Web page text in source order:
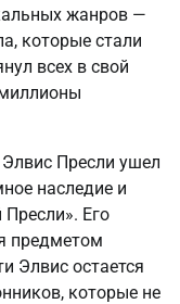
жанров —
которые стали
всех в свой
Элвис Пресли ушел
наследие и
Пресли». Его
предметом
Элвис остается
которые не